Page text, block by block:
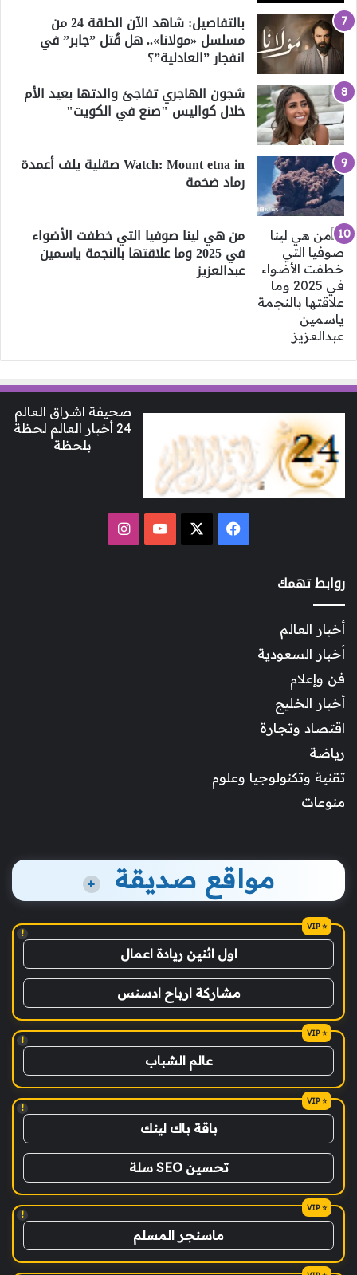
بالتفاصيل: شاهد الآن الحلقة 24 من
مسلسل «مولانا».. هل قُتل ”جابر” في
انفجار ”العادلية”؟
شجون الهاجري تفاجئ والدتها بعيد الأم
خلال كواليس "صنع في الكويت"
Watch: Mount etna in صقلية يلف أعمدة
رماد ضخمة
من هي لينا صوفيا التي خطفت الأضواء
في 2025 وما علاقتها بالنجمة ياسمين
عبدالعزيز
صحيفة اشراق العالم
24 أخبار العالم لحظة
بلحظة
فيسبوك ‫YouTubeانستقرام
روابط تهمك
أخبار العالم
أخبار السعودية
فن وإعلام
أخبار الخليج
اقتصاد وتجارة
رياضة
تقنية وتكنولوجيا وعلوم
منوعات
مواقع صديقة +
!
اول اثنين ريادة اعمال
مشاركة ارباح ادسنس
!
عالم الشباب
!
باقة باك لينك
تحسين SEO سلة
!
ماسنجر المسلم